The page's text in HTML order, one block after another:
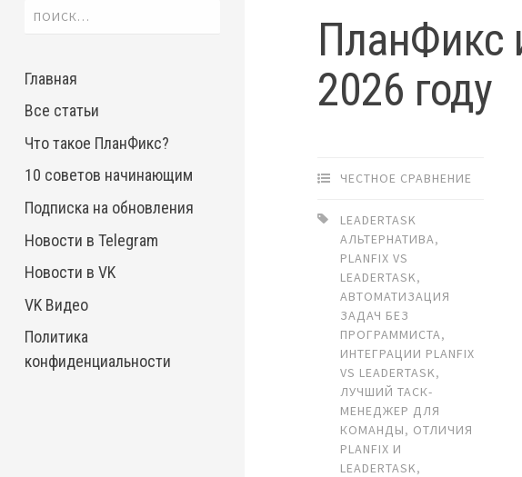
Найти:
Главная
Все статьи
Что такое ПланФикс?
10 советов начинающим
Подписка на обновления
Новости в Telegram
Новости в VK
VK Видео
Политика
конфиденциальности
ПланФикс
2026 году
ЧЕСТНОЕ СРАВНЕНИЕ
LEADERTASK
АЛЬТЕРНАТИВА,
PLANFIX VS
LEADERTASK,
АВТОМАТИЗАЦИЯ
ЗАДАЧ БЕЗ
ПРОГРАММИСТА,
ИНТЕГРАЦИИ PLANFIX
VS LEADERTASK,
ЛУЧШИЙ ТАСК-
МЕНЕДЖЕР ДЛЯ
КОМАНДЫ, ОТЛИЧИЯ
PLANFIX И
LEADERTASK,